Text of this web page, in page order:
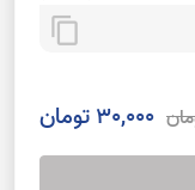
content_copy
30,000 تومان